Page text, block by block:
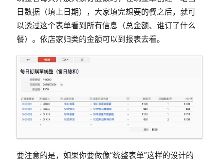
日数据（填上日期），大家填完想要的餐之后，就可
以透过这个表单看到所有信息（总金额、谁订了什么
餐）。依店家归类的金额可以到报表去看。
要注意的是，如果你要做像“统整表单”这样的设计的